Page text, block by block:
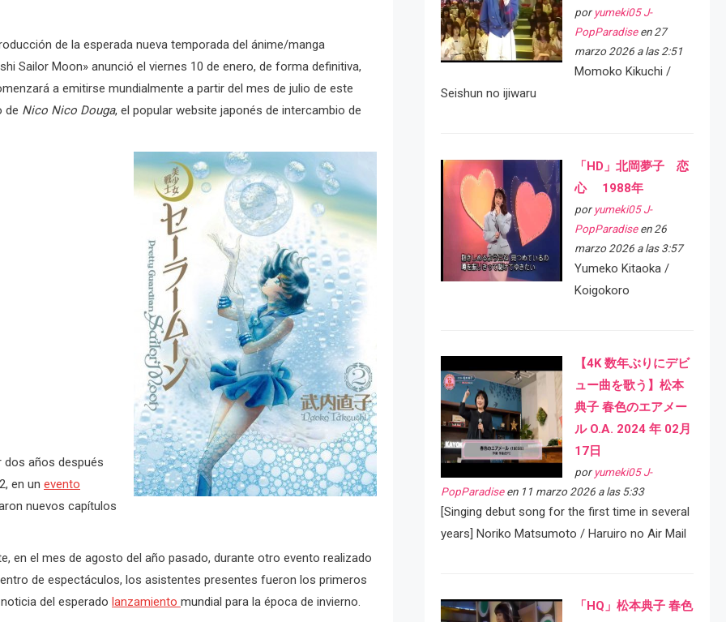
de la esperada nueva temporada del ánime/manga
Sailor Moon» anunció el viernes 10 de enero, de forma definitiva,
a emitirse mundialmente a partir del mes de julio de este
de Nico Nico Douga, el popular website japonés de intercambio de
dos años después
en un evento
nuevos capítulos
en el mes de agosto del año pasado, durante otro evento realizado
de espectáculos, los asistentes presentes fueron los primeros
del esperado lanzamiento mundial para la época de invierno.
por yumeki05 J-
PopParadiseen 27
marzo 2026 a las 2:51
Momoko Kikuchi /
Seishun no ijiwaru
「HD」北岡夢子 恋
心 1988年
por yumeki05 J-
PopParadiseen 26
marzo 2026 a las 3:57
Yumeko Kitaoka /
Koigokoro
【4K 数年ぶりにデビ
ュー曲を歌う】松本
典子 春色のエアメー
ル O.A. 2024 年 02月
17日
por yumeki05 J-
PopParadiseen 11 marzo 2026 a las 5:33
[Singing debut song for the first time in several
years] Noriko Matsumoto / Haruiro no Air Mail
「HQ」松本典子 春色